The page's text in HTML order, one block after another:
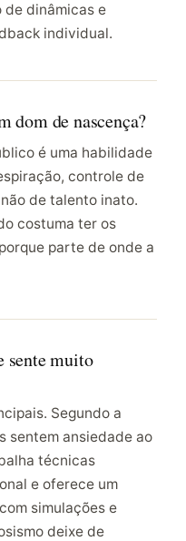
de dinâmicas e
individual.
dom de nascença?
é uma habilidade
controle de
de talento inato.
costuma ter os
parte de onde a
sente muito
Segundo a
sentem ansiedade ao
técnicas
e oferece um
simulações e
deixe de